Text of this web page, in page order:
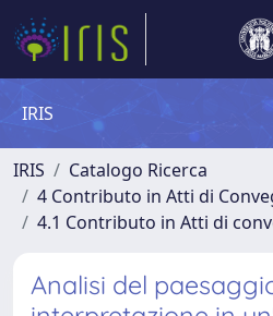
IRIS
IRIS
Catalogo Ricerca
4 Contributo in Atti di
4.1 Contributo in Atti di
Analisi del